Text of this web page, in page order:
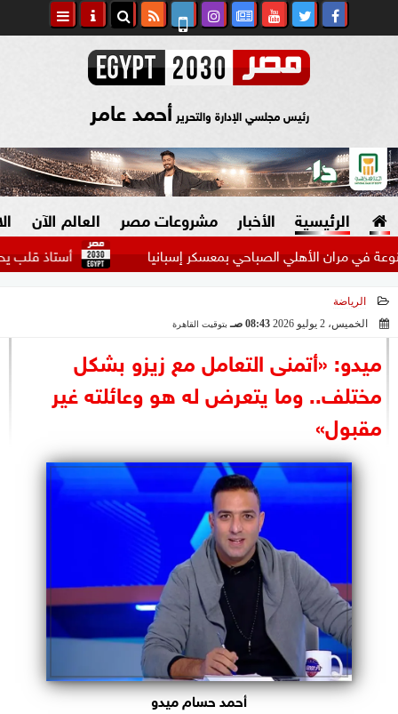
رئيس مجلسي الإدارة والتحرير أحمد عامر
الرئيسية الأخبار
السياسة
الرئاسة
البرلمان
الوزارات
الأحزاب
مشروعات مصر
صنع في مصر
العالم الآن
أستاذ قلب يحذر الأهلي الصباحي بمعسكر إسبانيا
الرياضة
الخميس، 2 يوليو 2026
08:43 صـ بتوقيت القاهرة
ميدو: «أتمنى التعامل مع زيزو بشكل
مختلف.. وما يتعرض له هو وعائلته غير
مقبول»
أحمد حسام ميدو